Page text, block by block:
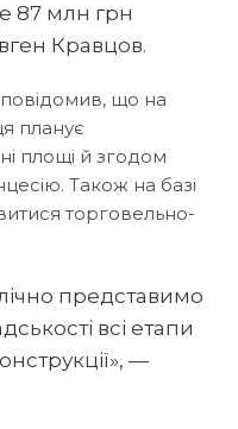
87 млн грн
Кравцов.
повідомив, що на
планує
площі й згодом
Також на базі
торговельно-
представимо
всі етапи
—